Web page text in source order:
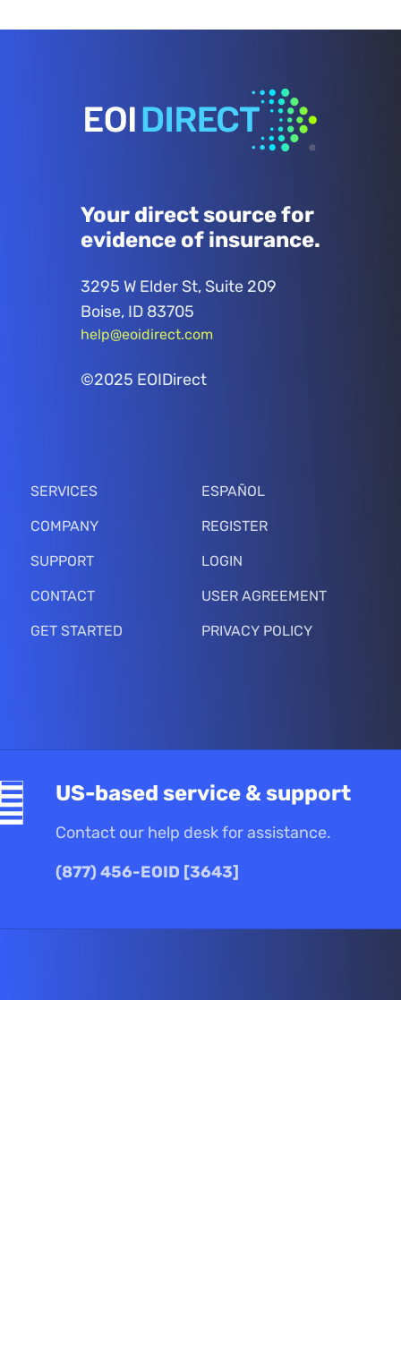
Your direct source for
evidence of insurance.
3295 W Elder St, Suite 209
Boise, ID 83705
help@eoidirect.com
©2025 EOIDirect
SERVICES
COMPANY
SUPPORT
CONTACT
GET STARTED
ESPAÑOL
REGISTER
LOGIN
USER AGREEMENT
PRIVACY POLICY
US-based service & support
Contact our help desk for assistance.
(877) 456-EOID [3643]